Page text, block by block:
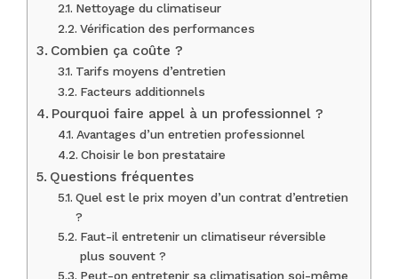
Nettoyage du climatiseur
Vérification des performances
Combien ça coûte ?
Tarifs moyens d’entretien
Facteurs additionnels
Pourquoi faire appel à un professionnel ?
Avantages d’un entretien professionnel
Choisir le bon prestataire
Questions fréquentes
Quel est le prix moyen d’un contrat d’entretien
?
Faut-il entretenir un climatiseur réversible
plus souvent ?
Peut-on entretenir sa climatisation soi-même